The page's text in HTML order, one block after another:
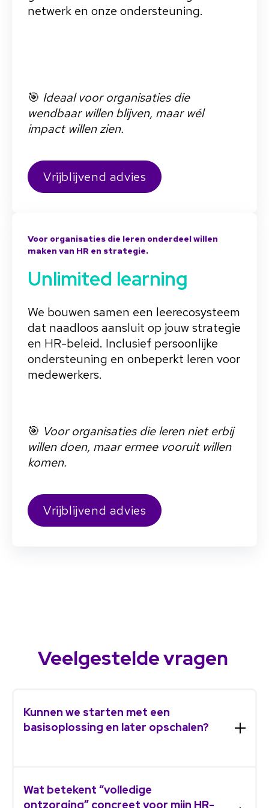
netwerk en onze ondersteuning.
🎯 Ideaal voor organisaties die
wendbaar willen blijven, maar wél
impact willen zien.
Vrijblijvend advies
Voor organisaties die leren onderdeel willen
maken van HR en strategie.
Unlimited learning
We bouwen samen een leerecosysteem
dat naadloos aansluit op jouw strategie
en HR-beleid. Inclusief persoonlijke
ondersteuning en onbeperkt leren voor
medewerkers.
🎯 Voor organisaties die leren niet erbij
willen doen, maar ermee vooruit willen
komen.
Vrijblijvend advies
Veelgestelde vragen
Kunnen we starten met een
basisoplossing en later opschalen?
en schaalbaar. Je kunt klein beginnen –
bijvoorbeeld met alleen
Wat betekent “volledige
ontzorging” concreet voor mijn HR-